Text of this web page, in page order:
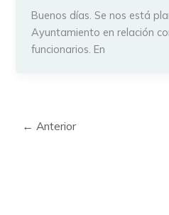
Buenos días. Se nos está
Ayuntamiento en relación
funcionarios. En
← Anterior